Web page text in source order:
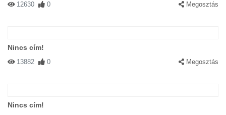
12630 0 Megosztás
Nincs cím!
13882 0 Megosztás
Nincs cím!